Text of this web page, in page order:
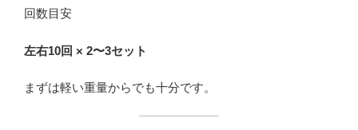
回数目安
左右10回 × 2〜3セット
まずは軽い重量からでも十分です。